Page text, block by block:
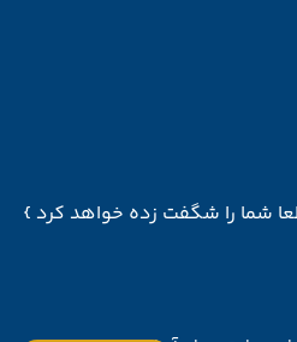
شما را شگفت زده خواهد کرد }